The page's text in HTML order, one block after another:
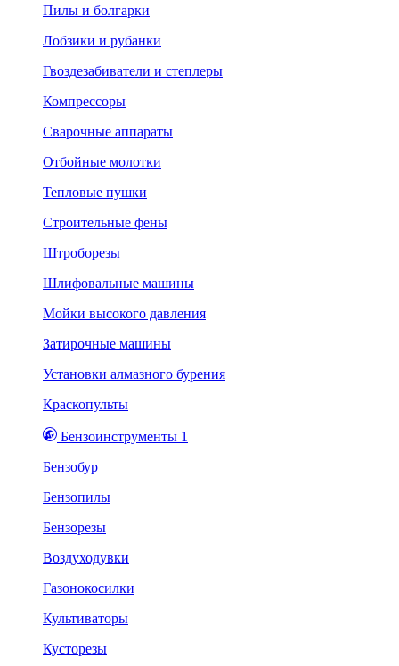
Пилы и болгарки
Лобзики и рубанки
Гвоздезабиватели и степлеры
Компрессоры
Сварочные аппараты
Отбойные молотки
Тепловые пушки
Строительные фены
Штроборезы
Шлифовальные машины
Мойки высокого давления
Затирочные машины
Установки алмазного бурения
Краскопульты
Бензоинструменты 1
Бензобур
Бензопилы
Бензорезы
Воздуходувки
Газонокосилки
Культиваторы
Кусторезы